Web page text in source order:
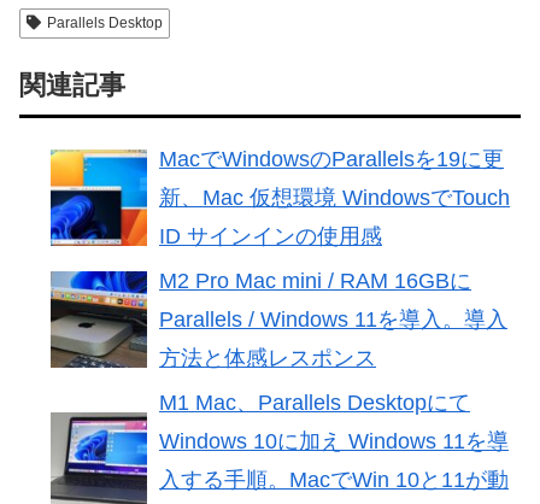
Parallels Desktop
関連記事
MacでWindowsのParallelsを19に更
新、Mac 仮想環境 WindowsでTouch
ID サインインの使用感
M2 Pro Mac mini / RAM 16GBに
Parallels / Windows 11を導入。導入
方法と体感レスポンス
M1 Mac、Parallels Desktopにて
Windows 10に加え Windows 11を導
入する手順。MacでWin 10と11が動